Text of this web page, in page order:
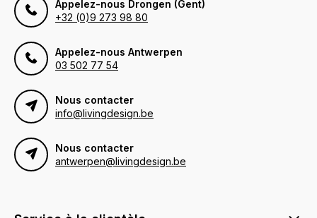
Appelez-nous Drongen (Gent)
+32 (0)9 273 98 80
Appelez-nous Antwerpen
03 502 77 54
Nous contacter
info@livingdesign.be
Nous contacter
antwerpen@livingdesign.be